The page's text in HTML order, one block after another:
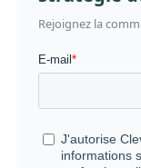
Rejoignez la